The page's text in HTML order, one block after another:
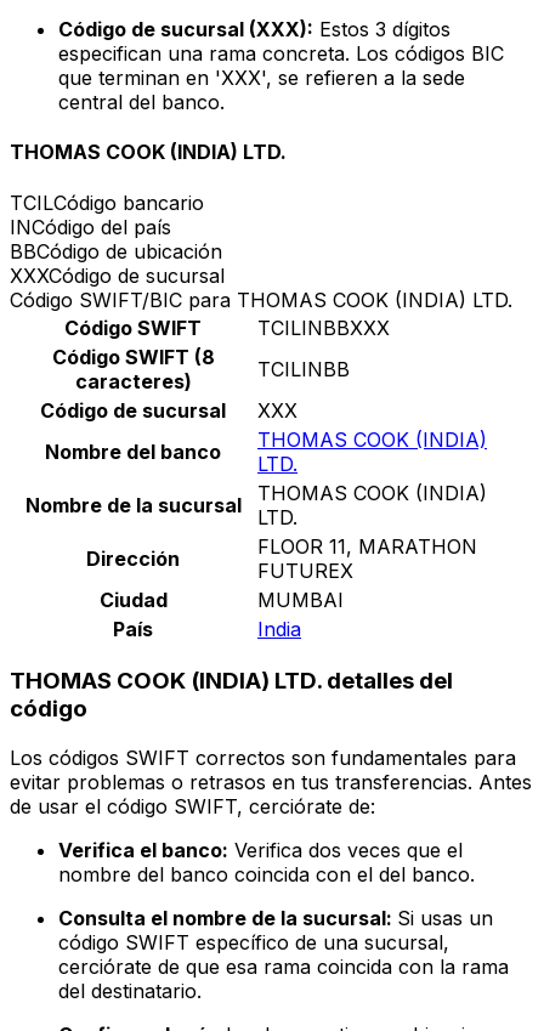
Código de sucursal (XXX): Estos 3 dígitos
especifican una rama concreta. Los códigos BIC
que terminan en 'XXX', se refieren a la sede
central del banco.
THOMAS COOK (INDIA) LTD.
TCILCódigo bancario
INCódigo del país
BBCódigo de ubicación
XXXCódigo de sucursal
Código SWIFT/BIC para THOMAS COOK (INDIA) LTD.
Código SWIFT
TCILINBBXXX
Código SWIFT (8
caracteres)
TCILINBB
Código de sucursal
XXX
Nombre del banco
THOMAS COOK (INDIA)
LTD.
Nombre de la sucursal
THOMAS COOK (INDIA)
LTD.
Dirección
FLOOR 11, MARATHON
FUTUREX
Ciudad
MUMBAI
País
India
THOMAS COOK (INDIA) LTD. detalles del
código
Los códigos SWIFT correctos son fundamentales para
evitar problemas o retrasos en tus transferencias. Antes
de usar el código SWIFT, cerciórate de:
Verifica el banco: Verifica dos veces que el
nombre del banco coincida con el del banco.
Consulta el nombre de la sucursal: Si usas un
código SWIFT específico de una sucursal,
cerciórate de que esa rama coincida con la rama
del destinatario.